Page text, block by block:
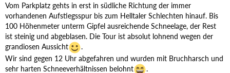
Vom Parkplatz gehts in erst in südliche Richtung der immer
vorhandenen Aufstiegsspur bis zum Helltaler Schlechten hinauf. Bis
100 Höhenmeter unterm Gipfel ausreichende Schneelage, der Rest
ist steinig und abgeblasen. Die Tour ist absolut lohnend wegen der
grandiosen Aussicht
.
Wir sind gegen 12 Uhr abgefahren und wurden mit Bruchharsch und
sehr harten Schneeverhältnissen belohnt
.